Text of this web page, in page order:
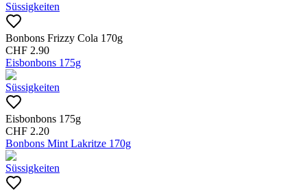
Süssigkeiten
Bonbons Frizzy Cola 170g
CHF 2.90
Eisbonbons 175g
Süssigkeiten
Eisbonbons 175g
CHF 2.20
Bonbons Mint Lakritze 170g
Süssigkeiten